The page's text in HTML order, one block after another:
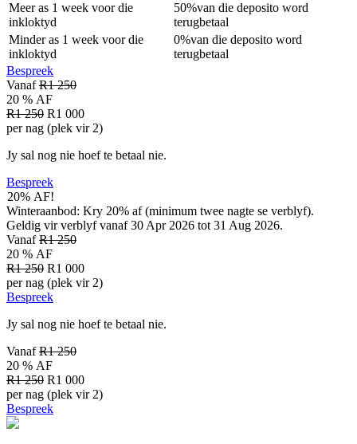
Meer as 1 week voor die
inkloktyd
50%van die deposito word
terugbetaal
Minder as 1 week voor die
inkloktyd
0%van die deposito word
terugbetaal
Bespreek
Vanaf R1 250
20 % AF
R1 250 R1 000
per nag (plek vir 2)
Jy sal nog nie hoef te betaal nie.
Bespreek
20% AF!
Winteraanbod: Kry 20% af (minimum twee nagte se verblyf).
Geldig vir verblyf vanaf 30 Apr 2026 tot 31 Aug 2026.
Vanaf R1 250
20 % AF
R1 250 R1 000
per nag (plek vir 2)
Bespreek
Jy sal nog nie hoef te betaal nie.
Vanaf R1 250
20 % AF
R1 250 R1 000
per nag (plek vir 2)
Bespreek